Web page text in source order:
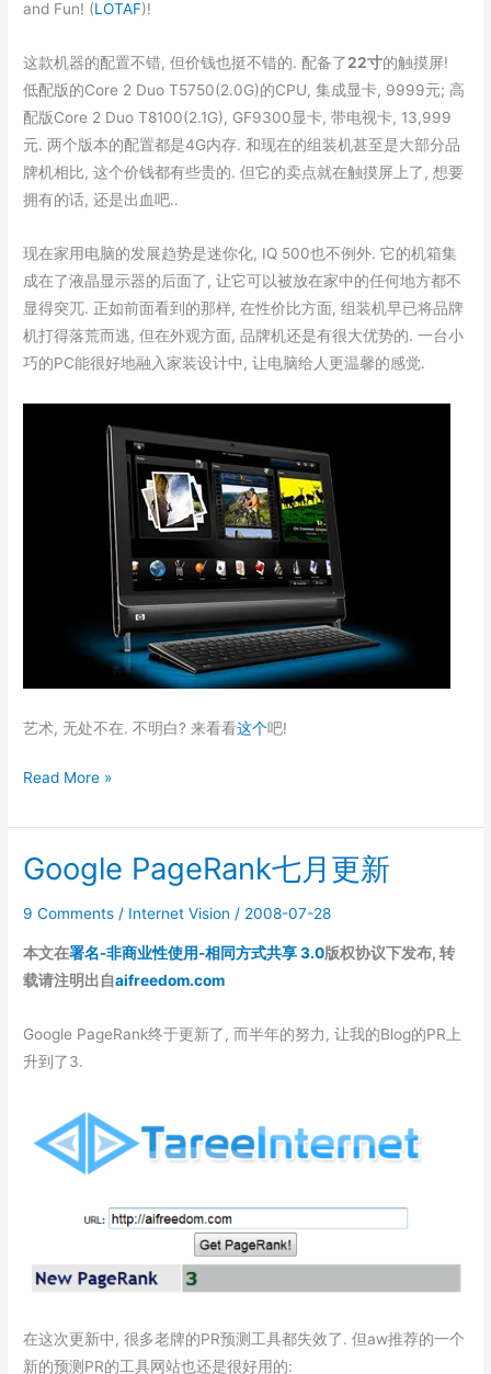
and Fun! (LOTAF)!
这款机器的配置不错, 但价钱也挺不错的. 配备了22寸的触摸屏!
低配版的Core 2 Duo T5750(2.0G)的CPU, 集成显卡, 9999元; 高
配版Core 2 Duo T8100(2.1G), GF9300显卡, 带电视卡, 13,999
元. 两个版本的配置都是4G内存. 和现在的组装机甚至是大部分品
牌机相比, 这个价钱都有些贵的. 但它的卖点就在触摸屏上了, 想要
拥有的话, 还是出血吧..
现在家用电脑的发展趋势是迷你化, IQ 500也不例外. 它的机箱集
成在了液晶显示器的后面了, 让它可以被放在家中的任何地方都不
显得突兀. 正如前面看到的那样, 在性价比方面, 组装机早已将品牌
机打得落荒而逃, 但在外观方面, 品牌机还是有很大优势的. 一台小
巧的PC能很好地融入家装设计中, 让电脑给人更温馨的感觉.
艺术, 无处不在. 不明白? 来看看这个吧!
从
到
TouchSmart
Read More »
Google PageRank七月更新
9 Comments / Internet Vision / 2008-07-28
本文在署名-非商业性使用-相同方式共享 3.0版权协议下发布, 转
载请注明出自aifreedom.com
Google PageRank终于更新了, 而半年的努力, 让我的Blog的PR上
升到了3.
在这次更新中, 很多老牌的PR预测工具都失效了. 但aw推荐的一个
新的预测PR的工具网站也还是很好用的: